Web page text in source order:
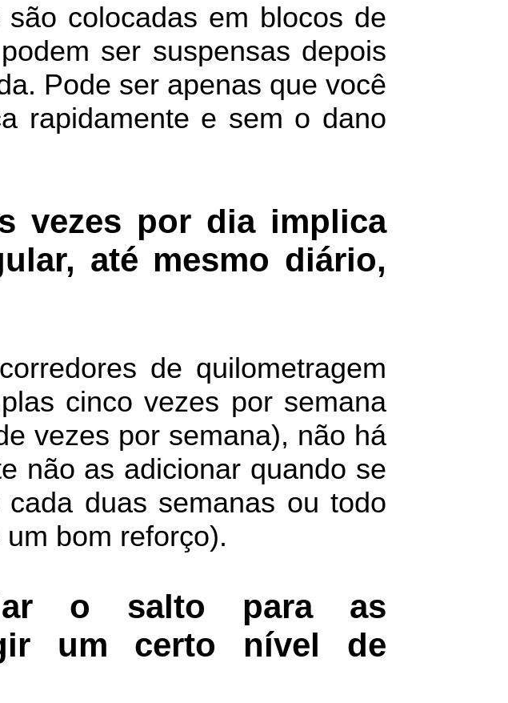
colocadas em blocos de
ser suspensas depois
Pode ser apenas que você
rapidamente e sem o dano
vezes por dia implica
até mesmo diário,
de quilometragem
cinco vezes por semana
vezes por semana), não há
não as adicionar quando se
duas semanas ou todo
bom reforço).
o salto para as
um certo nível de